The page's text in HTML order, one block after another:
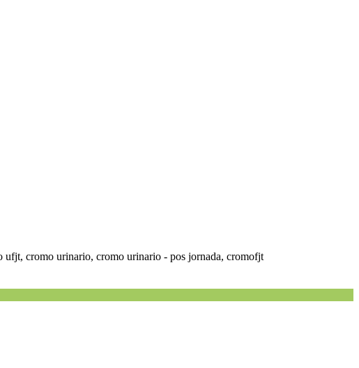
ufjt, cromo urinario, cromo urinario - pos jornada, cromofjt